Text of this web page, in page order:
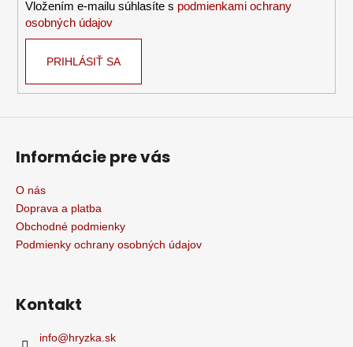
Vložením e-mailu súhlasíte s podmienkami ochrany
osobných údajov
PRIHLÁSIŤ SA
Informácie pre vás
O nás
Doprava a platba
Obchodné podmienky
Podmienky ochrany osobných údajov
Kontakt
info@hryzka.sk